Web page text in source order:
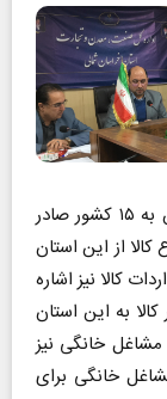
امسال ۱۰۳ میلیون دلار کالا با وزن ۴۳۱ هزار تن به ۱۵ کشور صادر
گفته کرمیان، فر طی امسال ۴۰ نوع کالا از این استان
کالا نیز اشاره
۳۲ محصول از ۱۰ کشور کالا به این استان
خانگی نیز
مشاغل خانگی برای